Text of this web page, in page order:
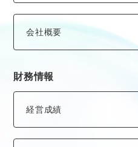
会社概要
財務情報
経営成績